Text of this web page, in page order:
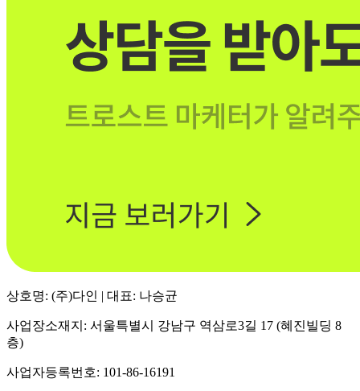
상호명: (주)다인 | 대표: 나승균
사업장소재지: 서울특별시 강남구 역삼로3길 17 (혜진빌딩 8
층)
사업자등록번호: 101-86-16191